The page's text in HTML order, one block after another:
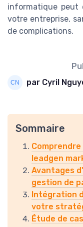
informatique peut
votre entreprise,
de complications.
par Cyril
Sommaire
leadgen
Avantages
gestion de
Intégration
votre
Étude de